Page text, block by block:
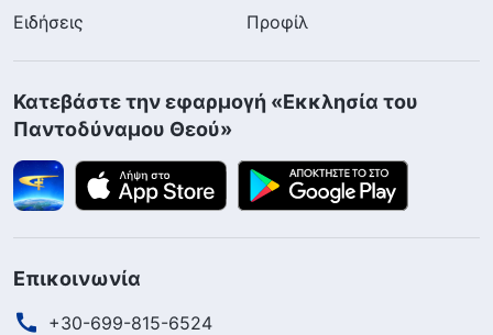
Ειδήσεις
Προφίλ
Κατεβάστε την εφαρμογή «Εκκλησία του
Παντοδύναμου Θεού»
Επικοινωνία
+30-699-815-6524